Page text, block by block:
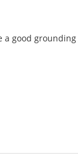
a good grounding